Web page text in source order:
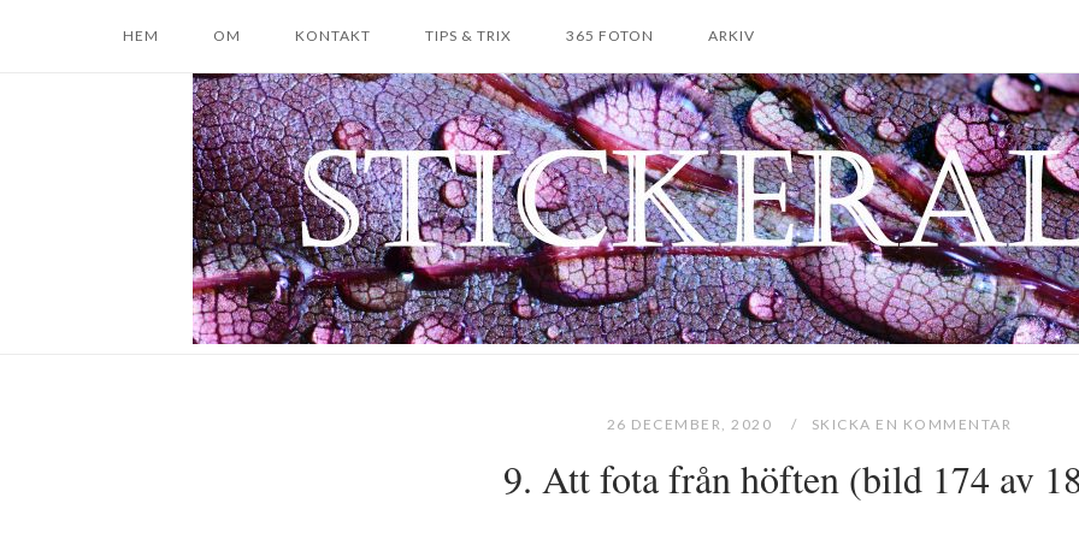
HEM OM KONTAKT TIPS & TRIX 365 FOTON ARKIV
Home
26 DECEMBER, 2020 SKICKA EN KOMMENTAR
9. Att fota från höften (bild 174 av